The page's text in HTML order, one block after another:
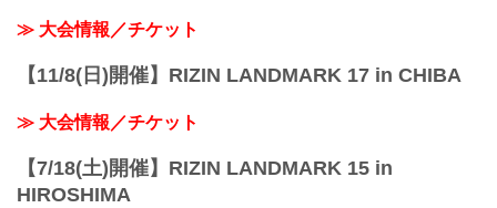
≫ 大会情報／チケット
【11/8(日)開催】RIZIN LANDMARK 17 in CHIBA
≫ 大会情報／チケット
【7/18(土)開催】RIZIN LANDMARK 15 in
HIROSHIMA